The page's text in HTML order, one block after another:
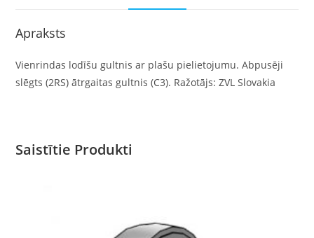
Apraksts
Vienrindas lodīšu gultnis ar plašu pielietojumu. Abpusēji
slēgts (2RS) ātrgaitas gultnis (C3). Ražotājs: ZVL Slovakia
Saistītie Produkti